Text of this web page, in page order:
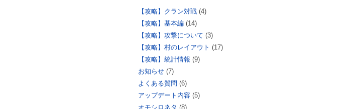
【攻略】クラン対戦 (4)
【攻略】基本編 (14)
【攻略】攻撃について (3)
【攻略】村のレイアウト (17)
【攻略】統計情報 (9)
お知らせ (7)
よくある質問 (6)
アップデート内容 (5)
オモシロネタ (8)